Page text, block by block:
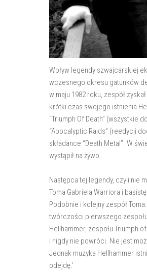
Wpływ legendy szwajcarskiej
wczesnego okresu gatunków
w maju 1982 roku, zespół
krótki czas swojego istnienia
“Triumph Of Death” (wszystkie
“Apocalyptic Raids” (reedycji
składance “Death Metal”. W
wystąpił na żywo.
Następca tej legendy, czyli nie
Toma Gabriela Warriora i
Podobnie i kolejny zespół
twórczości pierwszego zespołu
Hellhammer, zespołu Triumph
i nigdy nie powróci. Nie jest
Jednak muzyka Hellhammer
odejdę.’